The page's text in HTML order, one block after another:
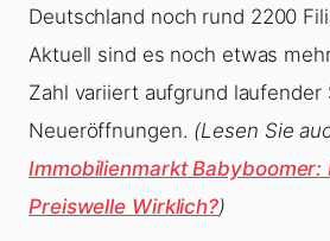
Deutschland noch rund 2200
Aktuell sind es noch etwas
Zahl variiert aufgrund laufender
Neueröffnungen. (Lesen Sie
Immobilienmarkt Babyboomer:
Preiswelle Wirklich?)